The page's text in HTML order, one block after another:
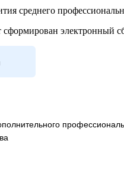
среднего
сформирован электронный